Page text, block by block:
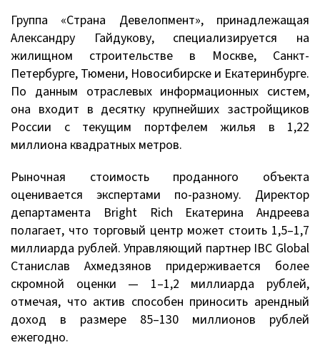
Группа «Страна Девелопмент», принадлежащая
Александру Гайдукову, специализируется на
жилищном строительстве в Москве, Санкт-
Петербурге, Тюмени, Новосибирске и Екатеринбурге.
По данным отраслевых информационных систем,
она входит в десятку крупнейших застройщиков
России с текущим портфелем жилья в 1,22
миллиона квадратных метров.
Рыночная стоимость проданного объекта
оценивается экспертами по-разному. Директор
департамента Bright Rich Екатерина Андреева
полагает, что торговый центр может стоить 1,5–1,7
миллиарда рублей. Управляющий партнер IBC Global
Станислав Ахмедзянов придерживается более
скромной оценки — 1–1,2 миллиарда рублей,
отмечая, что актив способен приносить арендный
доход в размере 85–130 миллионов рублей
ежегодно.